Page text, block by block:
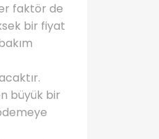
faktör de
bir fiyat
büyük bir